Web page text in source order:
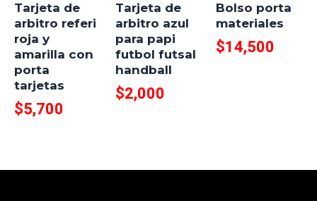
Tarjeta de
arbitro referi
roja y
amarilla con
porta
tarjetas
$5,700
Tarjeta de
arbitro azul
para papi
futbol futsal
handball
$2,000
Bolso porta
materiales
$14,500